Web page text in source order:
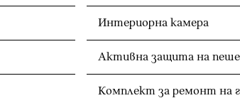
Интериорна камера
Активна защита на
Комплект за ремонт на